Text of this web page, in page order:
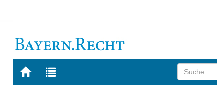
Zur
Zur